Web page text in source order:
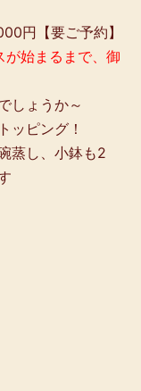
円【要ご予約】
が始まるまで、御
しょうか～
ッピング！
蒸し、小鉢も2